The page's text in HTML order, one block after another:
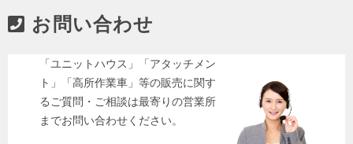
お問い合わせ
「ユニットハウス」「アタッチメン
ト」「高所作業車」等の販売に関す
るご質問・ご相談は最寄りの営業所
までお問い合わせください。